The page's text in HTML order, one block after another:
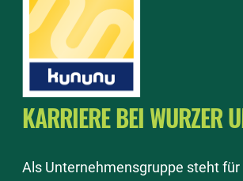
KARRIERE BEI WURZER
Als Unternehmensgruppe steht für